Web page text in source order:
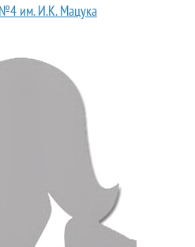
№4 им. И.К. Мацука